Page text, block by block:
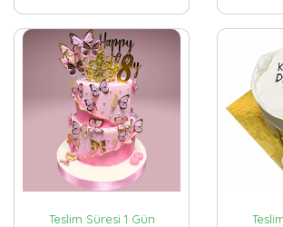
Teslim Süresi 1 Gün